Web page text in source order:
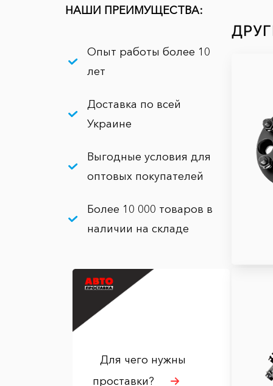
НАШИ ПРЕИМУЩЕСТВА:
Опыт работы более 10
лет
Доставка по всей
Украине
Выгодные условия для
оптовых покупателей
Более 10 000 товаров в
наличии на складе
Для чего нужны
проставки?